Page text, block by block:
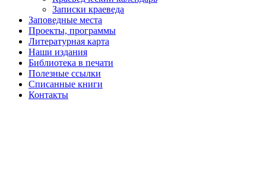
Записки краеведа
Заповедные места
Проекты, программы
Литературная карта
Наши издания
Библиотека в печати
Полезные ссылки
Списанные книги
Контакты